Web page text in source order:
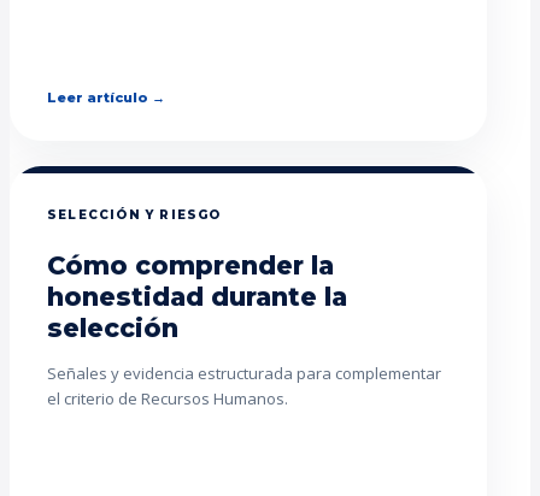
Leer artículo →
SELECCIÓN Y RIESGO
Cómo comprender la
honestidad durante la
selección
Señales y evidencia estructurada para complementar
el criterio de Recursos Humanos.